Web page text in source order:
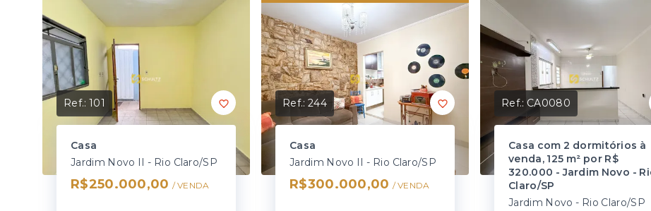
Ref.:101
Casa
Jardim Novo II - Rio Claro/SP
R$250.000,00 / VENDA
Ref.:244
Casa
Jardim Novo II - Rio Claro/SP
R$300.000,00 / VENDA
Ref.:CA0080
Casa com 2 dormitórios à
venda, 125 m² por R$
320.000 - Jardim Novo -
Claro/SP
Jardim Novo - Rio Claro/SP